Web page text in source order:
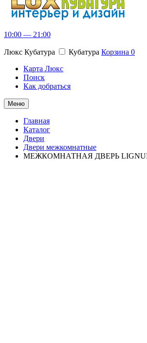
10:00 — 21:00
Люкс Кубатура Кубатура Корзина 0
Карта Люкс
Поиск
Как добраться
Меню
Главная
Каталог
Двери
Двери межкомнатные
МЕЖКОМНАТНАЯ ДВЕРЬ